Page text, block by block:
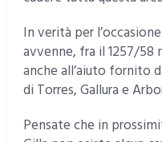
In verità per
avvenne, fra il 1257/58
anche all’aiuto fornito
di Torres, Gallura e
Pensate che in